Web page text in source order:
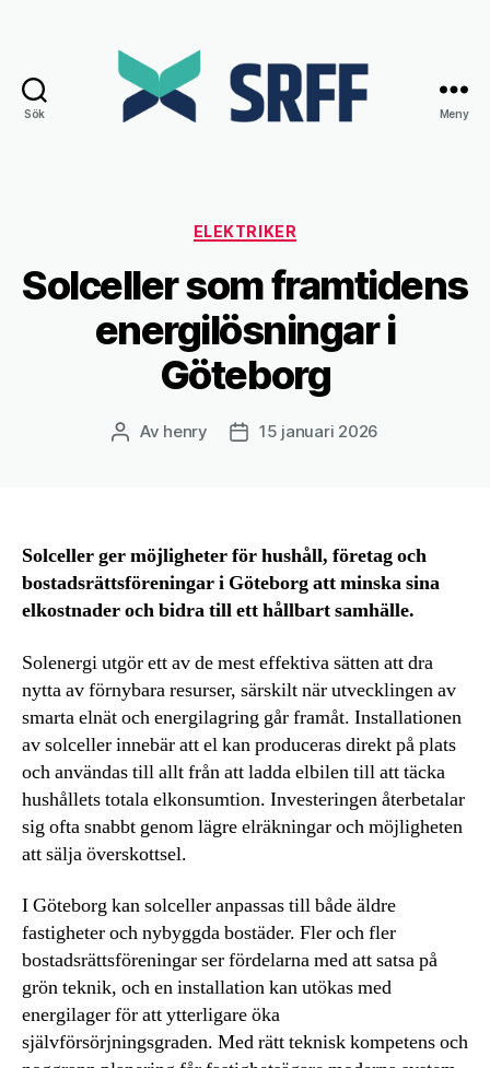
Sök Meny
Kategorier
ELEKTRIKER
Solceller som framtidens
energilösningar i
Göteborg
Inläggsförfattare
Av henry Inläggsdatum
15 januari 2026
Solceller ger möjligheter för hushåll, företag och
bostadsrättsföreningar i Göteborg att minska sina
elkostnader och bidra till ett hållbart samhälle.
Solenergi utgör ett av de mest effektiva sätten att dra
nytta av förnybara resurser, särskilt när utvecklingen av
smarta elnät och energilagring går framåt. Installationen
av solceller innebär att el kan produceras direkt på plats
och användas till allt från att ladda elbilen till att täcka
hushållets totala elkonsumtion. Investeringen återbetalar
sig ofta snabbt genom lägre elräkningar och möjligheten
att sälja överskottsel.
I Göteborg kan solceller anpassas till både äldre
fastigheter och nybyggda bostäder. Fler och fler
bostadsrättsföreningar ser fördelarna med att satsa på
grön teknik, och en installation kan utökas med
energilager för att ytterligare öka
självförsörjningsgraden. Med rätt teknisk kompetens och